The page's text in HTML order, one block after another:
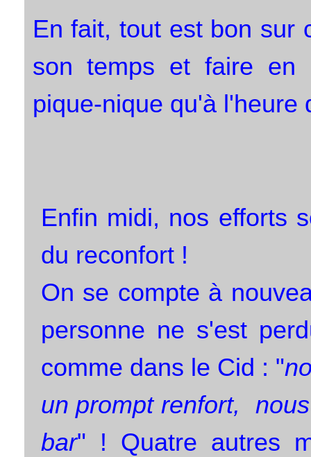
En fait, tout est bon sur
son temps et faire en
pique-nique qu'à l'heure
Enfin midi, nos efforts
du reconfort !
On se compte à
personne ne s'est
comme dans le Cid : "
un prompt renfort,
bar" ! Quatre autres